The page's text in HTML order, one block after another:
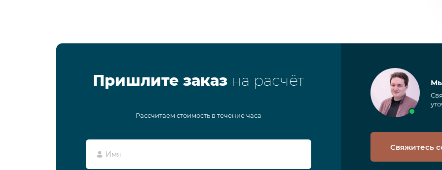
Пришлите заказ на расчёт
Рассчитаем стоимость в течение часа
Свяжитесь